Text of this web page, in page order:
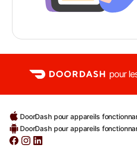
pour
DoorDash pour appareils
DoorDash pour appareils